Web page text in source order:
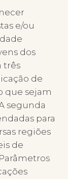
e/ou
dos
três
de
que sejam
segunda
para
regiões
de